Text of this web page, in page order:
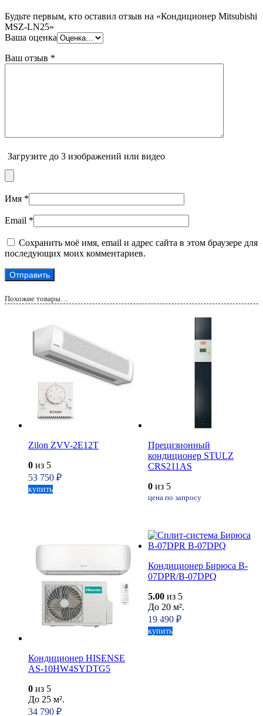
Будьте первым, кто оставил отзыв на «Кондиционер Mitsubishi
MSZ-LN25»
Ваша оценка
Ваш отзыв *
Загрузите до 3 изображений или видео
Имя *
Email *
Сохранить моё имя, email и адрес сайта в этом браузере для
последующих моих комментариев.
Похожие товары…
Zilon ZVV-2E12T
0 из 5
53 750 ₽
купить
Прецизионный
кондиционер STULZ
CRS211AS
0из 5
цена по запросу
Кондиционер HISENSE
AS-10HW4SYDTG5
0 из 5
До 25 м².
34 790 ₽
Кондиционер Бирюса B-
07DPR/B-07DPQ
5.00из 5
До 20 м².
19 490 ₽
купить